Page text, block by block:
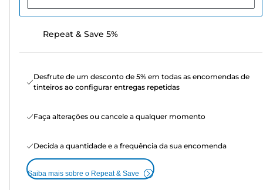
Repeat & Save 5%
Desfrute de um desconto de 5% em todas as encomendas de
tinteiros ao configurar entregas repetidas
Faça alterações ou cancele a qualquer momento
Decida a quantidade e a frequência da sua encomenda
Saiba mais sobre o Repeat & Save